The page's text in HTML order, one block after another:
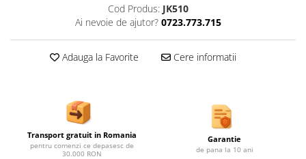
Stalpi / bolarzi de delimitare
Cismea stradala / gradina
Mobilier urban DIZABILITATI
Cod Produs: JK510
Ai nevoie de ajutor? 0723.773.715
Adauga la Favorite Cere informatii
Transport gratuit in Romania
pentru comenzi ce depasesc de
30.000 RON
Garantie
de pana la 10 ani